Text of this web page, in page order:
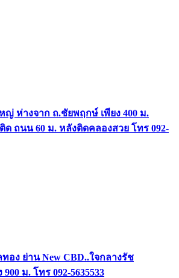
ห่างจาก ถ.ชัยพฤกษ์ เพียง 400 ม.
ถนน 60 ม. หลังติดคลองสวย โทร 092-
อง ย่าน New CBD..ใจกลางรัช
ม. โทร 092-5635533